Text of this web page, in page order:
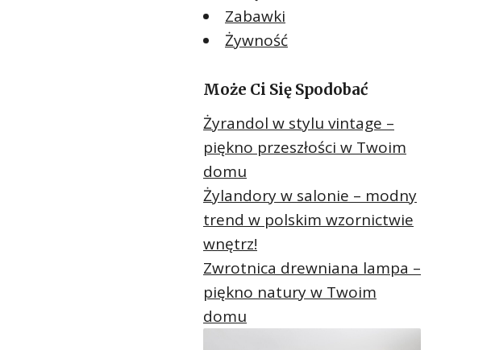
Zabawki
Żywność
Może Ci Się Spodobać
Żyrandol w stylu vintage –
piękno przeszłości w Twoim
domu
Żylandory w salonie – modny
trend w polskim wzornictwie
wnętrz!
Zwrotnica drewniana lampa –
piękno natury w Twoim
domu